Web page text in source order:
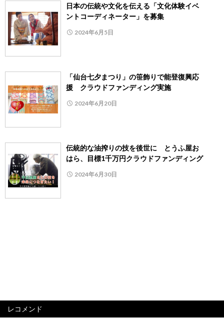
日本の伝統や文化を伝える「文化体験イベ
ントコーディネーター」を募集
2024年6月5日
「仙台七夕まつり」の笹飾りで能登復興応
援 クラウドファンディング実施
2024年6月20日
伝統的な油搾りの技を後世に とうふ屋お
はら、目標1千万円クラウドファンディング
2024年6月30日
レコメンド